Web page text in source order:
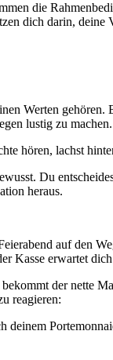
die
dich darin, deine
Werten
lustig zu
hören, lachst
Du
heraus.
auf den
Kasse erwartet
der nette
reagieren:
deinem